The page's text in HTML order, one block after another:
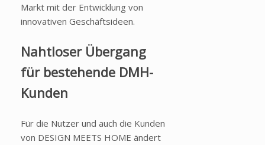
Markt mit der Entwicklung von
innovativen Geschäftsideen.
Nahtloser Übergang
für bestehende DMH-
Kunden
Für die Nutzer und auch die Kunden
von DESIGN MEETS HOME ändert